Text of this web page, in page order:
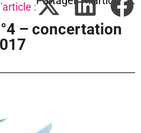
:
– concertation